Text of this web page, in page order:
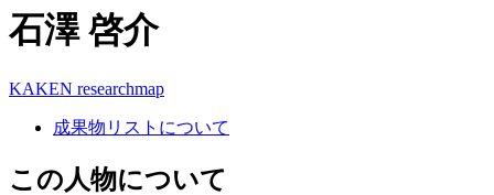
石澤 啓介
KAKEN researchmap
成果物リストについて
この人物について